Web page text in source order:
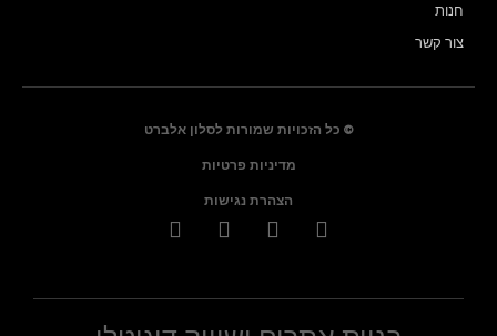
חנות
צור קשר
© כל הזכויות שמורות לסלון אלברט
מדיניות פרטיות
הצהרת נגישות